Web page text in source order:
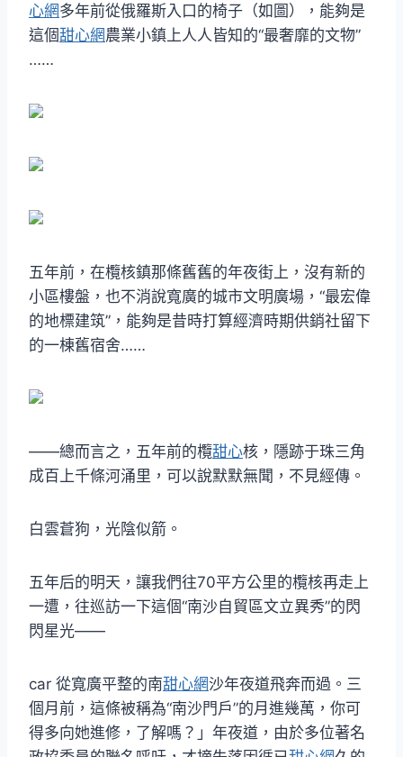
心網多年前從俄羅斯入口的椅子（如圖），能夠是
這個甜心網農業小鎮上人人皆知的“最奢靡的文物”
……
五年前，在欖核鎮那條舊舊的年夜街上，沒有新的
小區樓盤，也不消說寬廣的城市文明廣場，“最宏偉
的地標建筑”，能夠是昔時打算經濟時期供銷社留下
的一棟舊宿舍……
——總而言之，五年前的欖甜心核，隱跡于珠三角
成百上千條河涌里，可以說默默無聞，不見經傳。
白雲蒼狗，光陰似箭。
五年后的明天，讓我們往70平方公里的欖核再走上
一遭，往巡訪一下這個“南沙自貿區文立異秀”的閃
閃星光——
car 從寬廣平整的南甜心網沙年夜道飛奔而過。三
個月前，這條被稱為“南沙門戶”的月進幾萬，你可
得多向她進修，了解嗎？」年夜道，由於多位著名